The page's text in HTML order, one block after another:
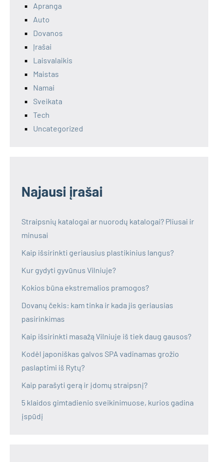
Apranga
Auto
Dovanos
Įrašai
Laisvalaikis
Maistas
Namai
Sveikata
Tech
Uncategorized
Najausi įrašai
Straipsnių katalogai ar nuorodų katalogai? Pliusai ir
minusai
Kaip išsirinkti geriausius plastikinius langus?
Kur gydyti gyvūnus Vilniuje?
Kokios būna ekstremalios pramogos?
Dovanų čekis: kam tinka ir kada jis geriausias
pasirinkimas
Kaip išsirinkti masažą Vilniuje iš tiek daug gausos?
Kodėl japoniškas galvos SPA vadinamas grožio
paslaptimi iš Rytų?
Kaip parašyti gerą ir įdomų straipsnį?
5 klaidos gimtadienio sveikinimuose, kurios gadina
įspūdį